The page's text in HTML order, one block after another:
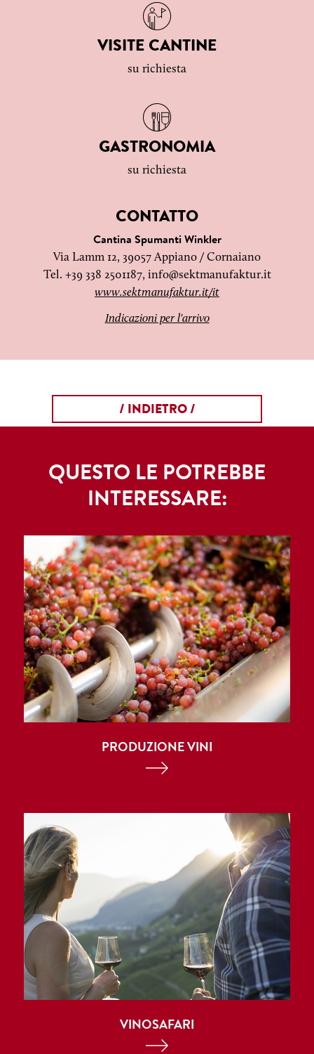
VISITE CANTINE
su richiesta
GASTRONOMIA
su richiesta
CONTATTO
Cantina Spumanti Winkler
Via Lamm 12, 39057 Appiano / Cornaiano
Tel. +39 338 2501187, info@sektmanufaktur.it
www.sektmanufaktur.it/it
Indicazioni per l'arrivo
/ INDIETRO /
QUESTO LE POTREBBE
INTERESSARE:
PRODUZIONE VINI
VINOSAFARI